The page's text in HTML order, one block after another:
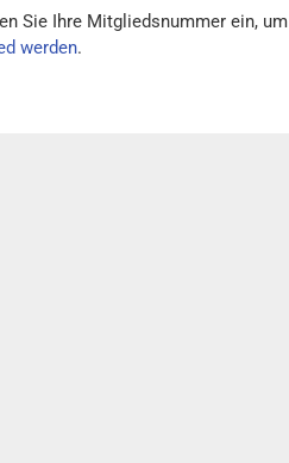
Sie Ihre Mitgliedsnummer ein, um
werden.